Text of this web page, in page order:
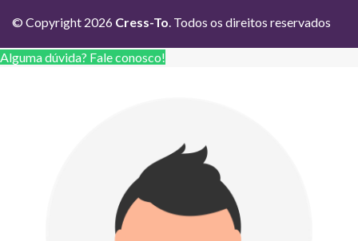
© Copyright 2026 Cress-To. Todos os direitos reservados
Alguma dúvida? Fale conosco!